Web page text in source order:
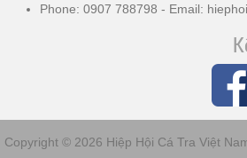
Phone: 0907 788798 - Email:
Copyright © 2026 Hiệp Hội Cá Tra Việt